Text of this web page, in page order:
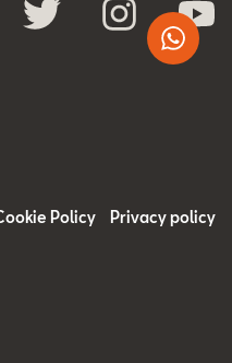
Policy Privacy policy